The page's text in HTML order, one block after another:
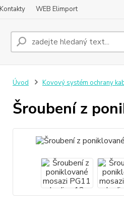
Kontakty WEB Elimport
Úvod Kovový systém ochrany
Šroubení z